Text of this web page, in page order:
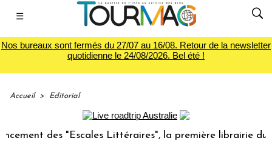
☰
Nos bureaux sont fermés du 27/07 au 16/08. Retour de la newsletter
quotidienne le 24/08/2026. Bel été !
Accueil > Editorial
des "Escales Littéraires", la première librairie du voyage